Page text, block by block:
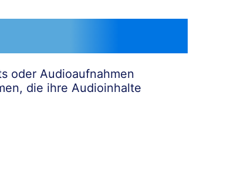
oder Audioaufnahmen
die ihre Audioinhalte